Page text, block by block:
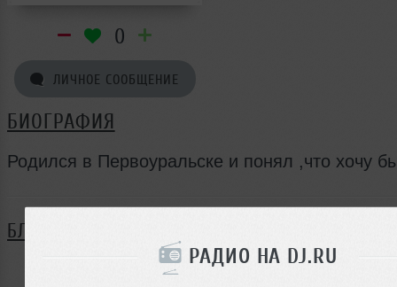
РАДИО НА DJ.RU
0
ЛИЧНОЕ СООБЩЕНИЕ
БИОГРАФИЯ
Родился в Первоуральске и понял ,что хочу
БЛОГ
Нет записей в блоге